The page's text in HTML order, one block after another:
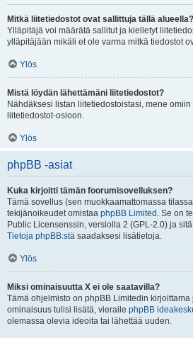
Mitkä liitetiedostot ovat sallittuja tällä alueella?
Ylläpitäjä voi määrätä sallitut ja kielletyt
ylläpitäjään mikäli et ole varma mitkä tiedostot
Ylös
Mistä löydän lähettämäni liitetiedostot?
Nähdäksesi listan liitetiedostoistasi, mene
liitetiedostot-osioon.
Ylös
phpBB -asiat
Kuka kirjoitti tämän foorumisovelluksen?
Tämä sovellus (sen muokkaamattomassa
tekijänoikeudet omistaa phpBB Limited . Se on
Public Licensenssin, versiolla 2 (GPL-2.0) ja
Tietoja phpBB:stä saadaksesi lisätietoja.
Ylös
Miksi ominaisuutta X ei ole saatavilla?
Tämä ohjelmisto on phpBB Limitedin
ominaisuus tulisi lisätä, vieraile phpBB
olemassa olevia ideoita tai lähettää uuden.